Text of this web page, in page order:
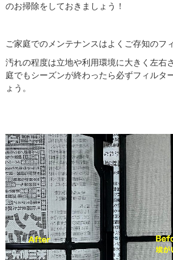
のお掃除をしておきましょう！
ご家庭でのメンテナンスはよくご存知のフ
汚れの程度は立地や利用環境に大きく左右
庭でもシーズンが終わったら必ずフィルタ
ょう。